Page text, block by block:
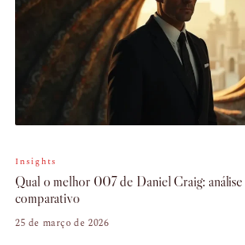
Insights
Qual o melhor 007 de Daniel Craig:
comparativo
25 de março de 2026